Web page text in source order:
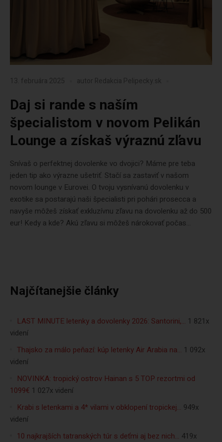
13. februára 2025 autor Redakcia Pelipecky.sk
Daj si rande s naším
špecialistom v novom Pelikán
Lounge a získaš výraznú zľavu
Snívaš o perfektnej dovolenke vo dvojici? Máme pre teba
jeden tip ako výrazne ušetriť. Stačí sa zastaviť v našom
novom lounge v Eurovei. O tvoju vysnívanú dovolenku v
exotike sa postarajú naši špecialisti pri pohári prosecca a
navyše môžeš získať exkluzívnu zľavu na dovolenku až do 500
eur! Kedy a kde? Akú zľavu si môžeš nárokovať počas...
Najčítanejšie články
LAST MINUTE letenky a dovolenky 2026: Santorini,… 1 821x
videní
Thajsko za málo peňazí: kúp letenky Air Arabia na… 1 092x
videní
NOVINKA: tropický ostrov Hainan s 5 TOP rezortmi od
1099€ 1 027x videní
Krabi s letenkami a 4* vilami v obklopení tropickej… 949x
videní
10 najkrajších tatranských túr s deťmi aj bez nich… 419x